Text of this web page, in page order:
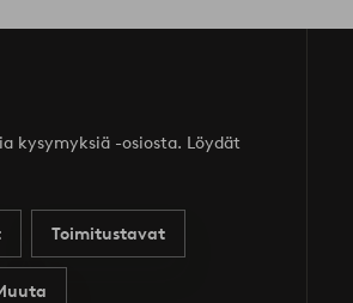
kysymyksiä -osiosta. Löydät
Toimitustavat